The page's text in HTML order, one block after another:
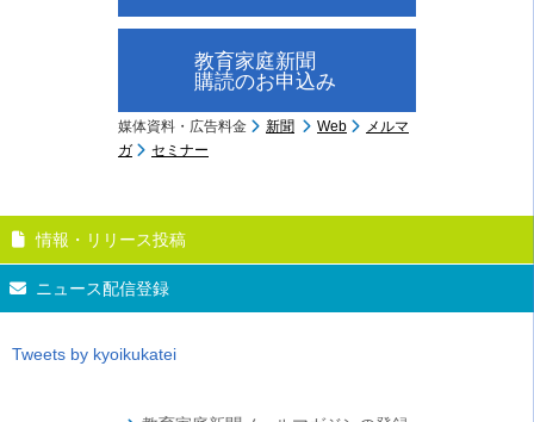
教育家庭新聞
購読のお申込み
媒体資料・広告料金 新聞 Web
メルマ
ガ
セミナー
情報・リリース投稿
ニュース配信登録
Tweets by kyoikukatei